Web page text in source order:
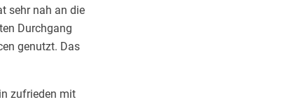
sehr nah an die
Durchgang
genutzt. Das
zufrieden mit